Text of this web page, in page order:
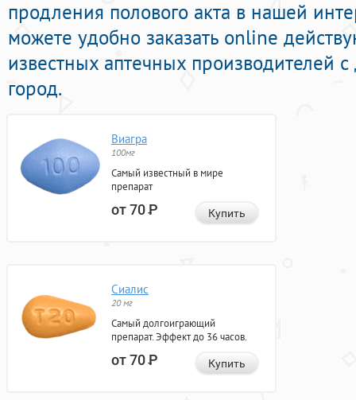
продления полового акта в нашей
можете удобно заказать online
известных аптечных производителей
город.
Виагра
100мг
Самый известный в мире
препарат
от 70Р Купить
Сиалис
20 мг
Самый долгоиграющий
препарат. Эффект до 36 часов.
от 70Р Купить